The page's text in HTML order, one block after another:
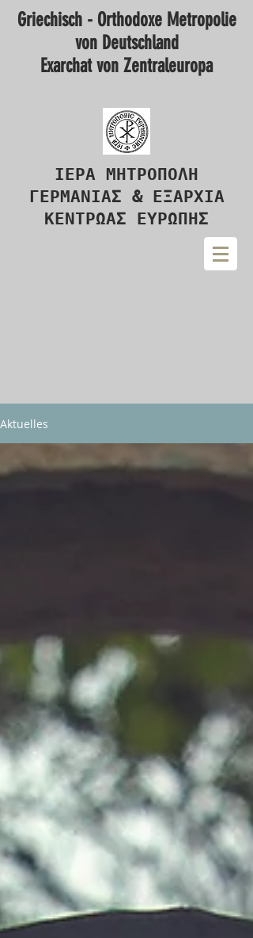
Griechisch - Orthodoxe Metropolie
von Deutschland
Exarchat von Zentraleuropa
ΙΕΡΑ ΜΗΤΡΟΠΟΛΗ
ΓΕΡΜΑΝΙΑΣ & ΕΞΑΡΧΙΑ
ΚΕΝΤΡΩΑΣ ΕΥΡΩΠΗΣ
Aktuelles